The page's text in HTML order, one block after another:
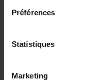
Préférences
Statistiques
Marketing
C.A 6510
- 3 and 6